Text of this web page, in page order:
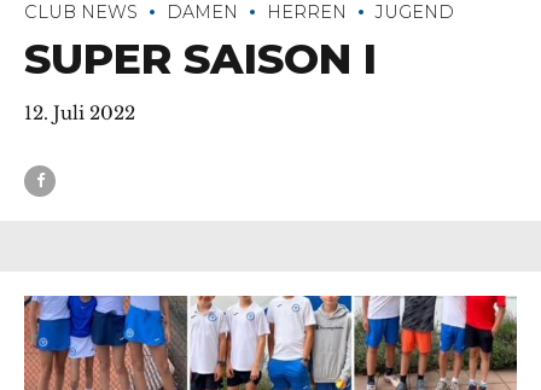
CLUB NEWS DAMEN HERREN JUGEND
SUPER SAISON I
12. Juli 2022